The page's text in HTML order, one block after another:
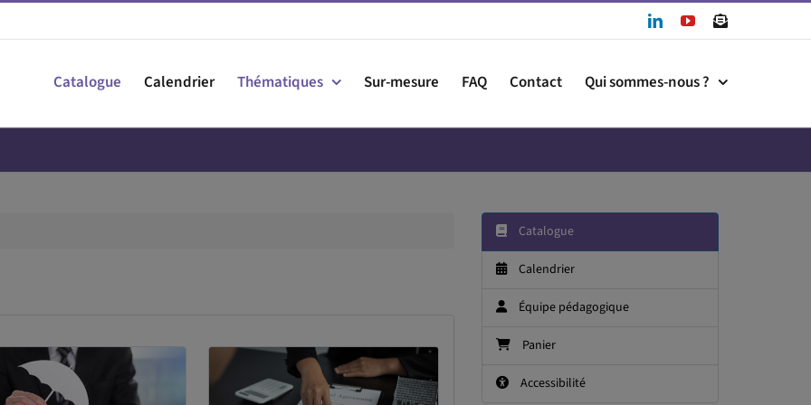
LinkedInYouTube
Catalogue Calendrier Thématiques Sur-mesure FAQ Contact Qui sommes-nous ?
Catalogue
Calendrier
Équipe pédagogique
Panier
Accessibilité